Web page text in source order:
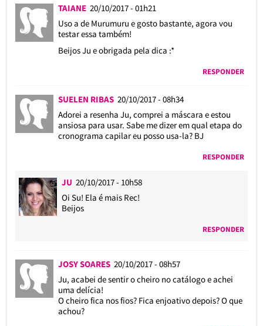
TAIANE 20/10/2017 - 01h21
Uso a de Murumuru e gosto bastante, agora vou
testar essa também!
Beijos Ju e obrigada pela dica :*
RESPONDER
SUELEN RIBAS 20/10/2017 - 08h34
Adorei a resenha Ju, comprei a máscara e estou
ansiosa para usar. Sabe me dizer em qual etapa do
cronograma capilar eu posso usa-la? BJ
RESPONDER
JU 20/10/2017 - 10h58
Oi Su! Ela é mais Rec!
Beijos
RESPONDER
JOSY SOARES 20/10/2017 - 08h57
Ju, acabei de sentir o cheiro no catálogo e achei
uma delícia!
O cheiro fica nos fios? Fica enjoativo depois? O que
achou?